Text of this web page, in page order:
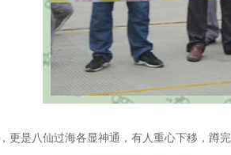
更是八仙过海各显神通，有人重心下移，蹲